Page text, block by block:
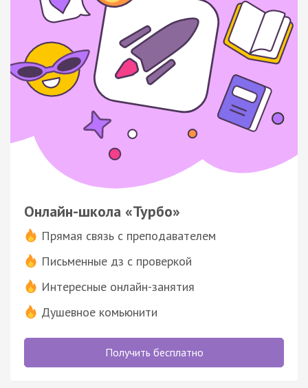
Онлайн-школа «Турбо»
Прямая связь с преподавателем
Письменные дз с проверкой
Интересные онлайн-занятия
Душевное комьюнити
Получить бесплатно